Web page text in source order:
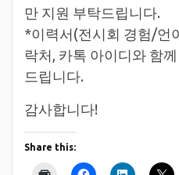
만 지원 부탁드립니다.
*이력서(전시회 경험/언
락처, 카톡 아이디와 함
드립니다.
감사합니다!
Share this: